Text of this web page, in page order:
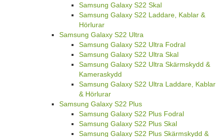
Samsung Galaxy S22 Skal
Samsung Galaxy S22 Laddare, Kablar &
Hörlurar
Samsung Galaxy S22 Ultra
Samsung Galaxy S22 Ultra Fodral
Samsung Galaxy S22 Ultra Skal
Samsung Galaxy S22 Ultra Skärmskydd &
Kameraskydd
Samsung Galaxy S22 Ultra Laddare, Kablar
& Hörlurar
Samsung Galaxy S22 Plus
Samsung Galaxy S22 Plus Fodral
Samsung Galaxy S22 Plus Skal
Samsung Galaxy S22 Plus Skärmskydd &